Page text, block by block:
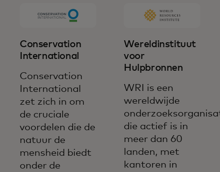
Conservation
International
Conservation
International
zet zich in om
de cruciale
voordelen die de
natuur de
mensheid biedt
onder de
Wereldinstituut
voor
Hulpbronnen
WRI is een
wereldwijde
die actief is in
meer dan 60
landen, met
kantoren in